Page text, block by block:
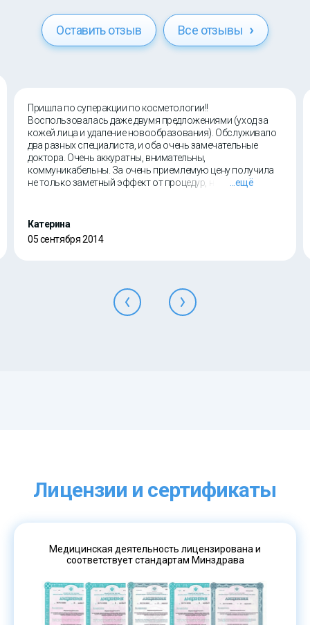
Оставить отзыв Все отзывы
Пришла по суперакции по косметологии!!
Воспользовалась даже двумя предложениями (уход за
кожей лица и удаление новообразования). Обслуживало
два разных специалиста, и оба очень замечательные
доктора. Очень аккуратны, внимательны,
коммуникабельны. За очень приемлемую цену получила
не только заметный эффект от процедур, но и прекрасное
...ещё
Катерина
05 сентября 2014
Лицензии и сертификаты
Медицинская деятельность лицензирована и
соответствует стандартам Минздрава